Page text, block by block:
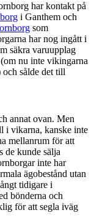
har kontakt på
i Ganthem och
som
har nog ingått i
säkra varuupplag
nu inte vikingarna
sålde det till
annat ovan. Men
i vikarna, kanske inte
mellanrum för att
de kunde sälja
inte har
ägobestånd utan
tidigare i
bönderna och
för att segla iväg